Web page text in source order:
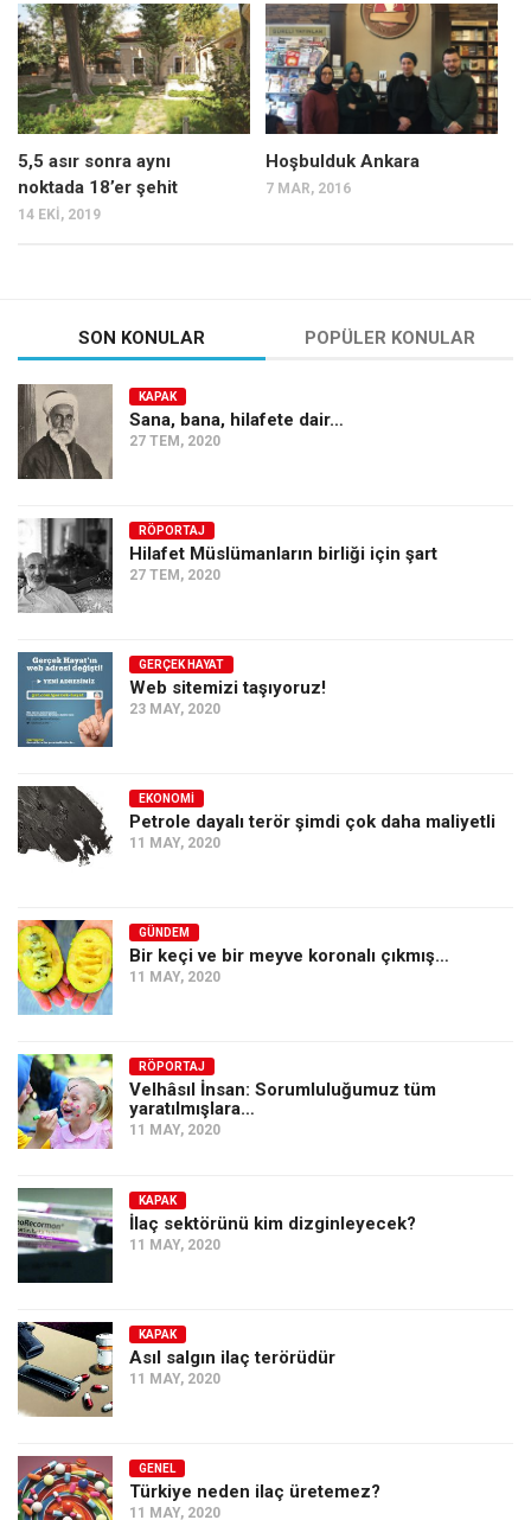
Mehmet Ali Tekin
Abir E. Nahas
Amina S. Jenenkovic
Bağdagül Öz
Esra Elönü
Kategoriler
Kültür Sanat
Kitap
Karisi kitap sualleri
7 soruda bu hafta
Ekonomi
Spor
Sağlık
Gıda-Beslenme
Türkiye
Siyaset
Dünya
Asya
Amerika
Avustralya
Tarih
Düşünce
Dosyalar
5,5 asır sonra aynı
noktada 18’er şehit
14 EKI, 2019
Hoşbulduk Ankara
7 MAR, 2016
SON KONULAR POPÜLER KONULAR
KAPAK
Sana, bana, hilafete dair…
27 TEM, 2020
RÖPORTAJ
Hilafet Müslümanların birliği için şart
27 TEM, 2020
GERÇEK HAYAT
Web sitemizi taşıyoruz!
23 MAY, 2020
EKONOMI
Petrole dayalı terör şimdi çok daha maliyetli
11 MAY, 2020
GÜNDEM
Bir keçi ve bir meyve koronalı çıkmış…
11 MAY, 2020
RÖPORTAJ
Velhâsıl İnsan: Sorumluluğumuz tüm
yaratılmışlara…
11 MAY, 2020
KAPAK
İlaç sektörünü kim dizginleyecek?
11 MAY, 2020
KAPAK
Asıl salgın ilaç terörüdür
11 MAY, 2020
GENEL
Türkiye neden ilaç üretemez?
11 MAY, 2020